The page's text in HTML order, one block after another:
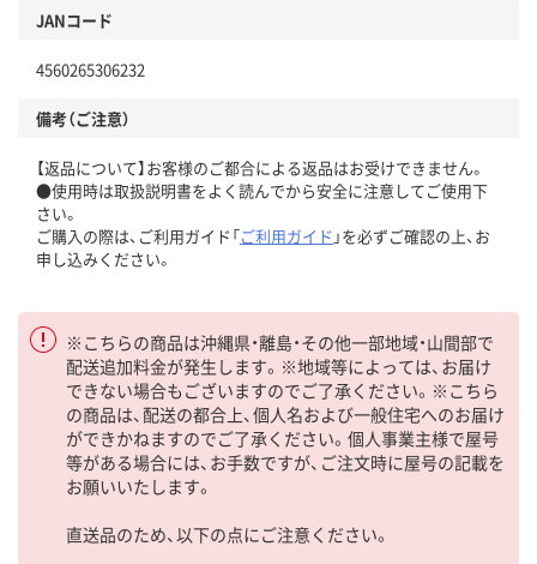
JANコード
4560265306232
備考（ご注意）
【返品について】お客様のご都合による返品はお受けできません。
●使用時は取扱説明書をよく読んでから安全に注意してご使用下
さい。
ご購入の際は、ご利用ガイド「ご利用ガイド 」を必ずご確認の上、お
申し込みください。
※こちらの商品は沖縄県・離島・その他一部地域・山間部で
配送追加料金が発生します。※地域等によっては、お届け
できない場合もございますのでご了承ください。※こちら
の商品は、配送の都合上、個人名および一般住宅へのお届け
ができかねますのでご了承ください。個人事業主様で屋号
等がある場合には、お手数ですが、ご注文時に屋号の記載を
お願いいたします。
直送品のため、以下の点にご注意ください。